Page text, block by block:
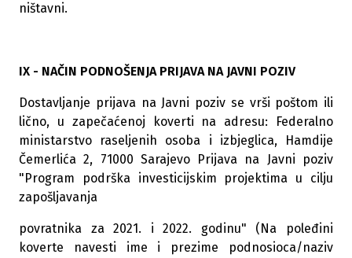
ništavni.
IX - NAČIN PODNOŠENJA PRIJAVA NA JAVNI POZIV
Dostavljanje prijava na Javni poziv se vrši poštom ili
lično, u zapečaćenoj koverti na adresu: Federalno
ministarstvo raseljenih osoba i izbjeglica, Hamdije
Čemerlića 2, 71000 Sarajevo Prijava na Javni poziv
"Program podrška investicijskim projektima u cilju
zapošljavanja
povratnika za 2021. i 2022. godinu" (Na poleđini
koverte navesti ime i prezime podnosioca/naziv